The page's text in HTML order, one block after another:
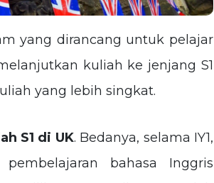
yang dirancang untuk pelajar
kuliah ke jenjang S1
yang lebih singkat.
S1 di UK. Bedanya, selama IY1,
bahasa Inggris